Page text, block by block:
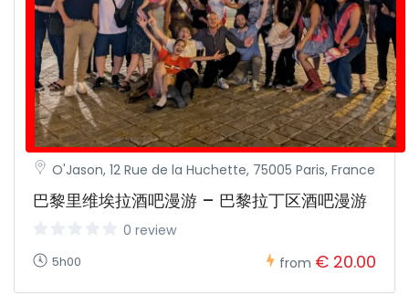
O'Jason, 12 Rue de la Huchette, 75005 Paris, France
巴黎里维埃拉酒吧漫游 – 巴黎拉丁区酒吧漫游
0 review
5h00 from € 20.00